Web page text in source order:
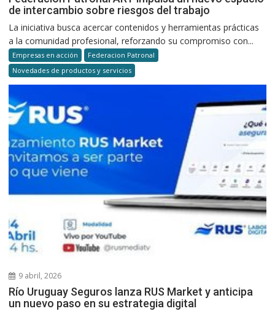
de intercambio sobre riesgos del trabajo
La iniciativa busca acercar contenidos y herramientas prácticas
a la comunidad profesional, reforzando su compromiso con...
Empresas en acción
Federacion Patronal
Novedades de productos y servicios
9 abril, 2026
Río Uruguay Seguros lanza RUS Market y anticipa
un nuevo paso en su estrategia digital